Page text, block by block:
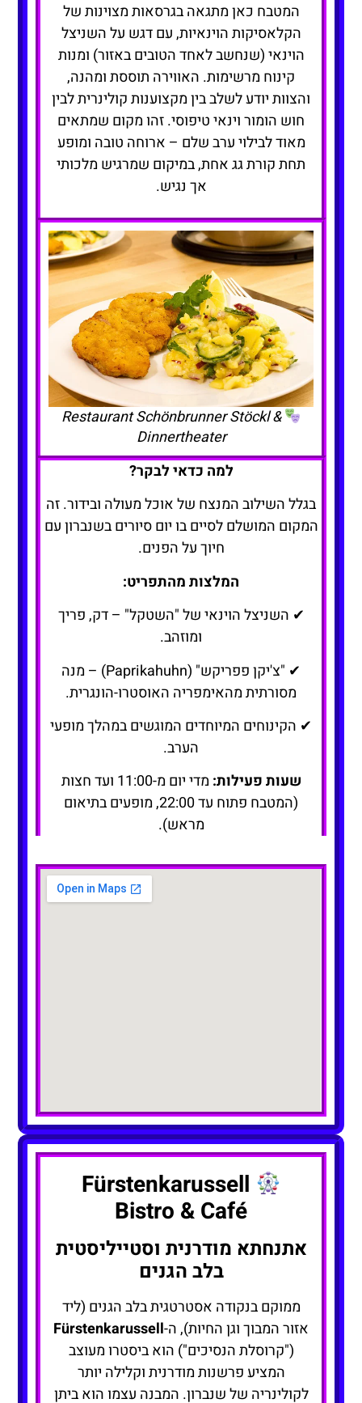
המטבח כאן מתגאה בגרסאות מצוינות של
הקלאסיקות הוינאיות, עם דגש על השניצל
הוינאי (שנחשב לאחד הטובים באזור) ומנות
קינוח מרשימות. האווירה תוססת ומהנה,
והצוות יודע לשלב בין מקצוענות קולינרית לבין
חוש הומור וינאי טיפוסי. זהו מקום שמתאים
מאוד לבילוי ערב שלם – ארוחה טובה ומופע
תחת קורת גג אחת, במיקום שמרגיש מלכותי
אך נגיש.
Restaurant Schönbrunner Stöckl &
Dinnertheater
למה כדאי לבקר?
בגלל השילוב המנצח של אוכל מעולה ובידור. זה
המקום המושלם לסיים בו יום סיורים בשנברון עם
חיוך על הפנים.
המלצות מהתפריט:
✔ השניצל הוינאי של "השטקל" – דק, פריך
ומוזהב.
✔ "צ'יקן פפריקש" (Paprikahuhn) – מנה
מסורתית מהאימפריה האוסטרו-הונגרית.
✔ הקינוחים המיוחדים המוגשים במהלך מופעי
הערב.
שעות פעילות:
מדי יום מ-11:00 ועד חצות
(המטבח פתוח עד 22:00, מופעים בתיאום
מראש).
Fürstenkarussell
Bistro & Café
אתנחתא מודרנית וסטייליסטית
בלב הגנים
ממוקם בנקודה אסטרטגית בלב הגנים (ליד
אזור המבוך וגן החיות), ה-Fürstenkarussell
("קרוסלת הנסיכים") הוא ביסטרו מעוצב
המציע פרשנות מודרנית וקלילה יותר
לקולינריה של שנברון. המבנה עצמו הוא ביתן